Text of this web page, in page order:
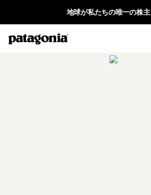
地球が私たちの唯一の株主